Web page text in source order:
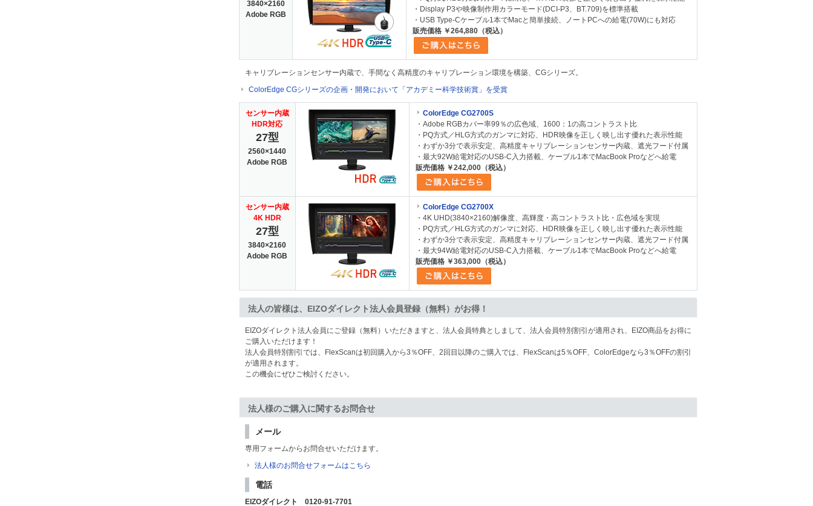
3840×2160
Adobe RGB
・Display P3や映像制作用カラーモード(DCI-P3、BT.709)を標準搭載
・USB Type-Cケーブル1本でMacと簡単接続、ノートPCへの給電(70W)にも対応
販売価格 ￥264,880（税込）
キャリブレーションセンサー内蔵で、手間なく高精度のキャリブレーション環境を構築、CGシリーズ。
ColorEdge CGシリーズの企画・開発において「アカデミー科学技術賞」を受賞
センサー内蔵
HDR対応
27型
2560×1440
Adobe RGB
ColorEdge CG2700S
・Adobe RGBカバー率99％の広色域、1600：1の高コントラスト比
・PQ方式／HLG方式のガンマに対応、HDR映像を正しく映し出す優れた表示性能
・わずか3分で表示安定、高精度キャリブレーションセンサー内蔵、遮光フード付属
・最大92W給電対応のUSB-C入力搭載、ケーブル1本でMacBook Proなどへ給電
販売価格 ￥242,000（税込）
センサー内蔵
4K HDR
27型
3840×2160
Adobe RGB
ColorEdge CG2700X
・4K UHD(3840×2160)解像度、高輝度・高コントラスト比・広色域を実現
・PQ方式／HLG方式のガンマに対応、HDR映像を正しく映し出す優れた表示性能
・わずか3分で表示安定、高精度キャリブレーションセンサー内蔵、遮光フード付属
・最大94W給電対応のUSB-C入力搭載、ケーブル1本でMacBook Proなどへ給電
販売価格 ￥363,000（税込）
法人の皆様は、EIZOダイレクト法人会員登録（無料）がお得！
EIZOダイレクト法人会員にご登録（無料）いただきますと、法人会員特典としまして、法人会員特別割引が適用され、EIZO商品をお得に
ご購入いただけます！
法人会員特別割引では、FlexScanは初回購入から3％OFF、2回目以降のご購入では、FlexScanは5％OFF、ColorEdgeなら3％OFFの割引
が適用されます。
この機会にぜひご検討ください。
法人様のご購入に関するお問合せ
メール
専用フォームからお問合せいただけます。
法人様のお問合せフォームはこちら
電話
EIZOダイレクト 0120-91-7701